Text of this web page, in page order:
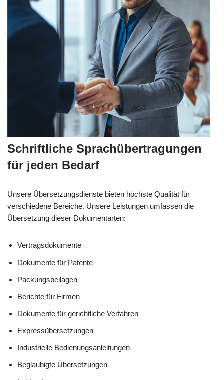
Schriftliche Sprachübertragungen
für jeden Bedarf
Unsere Übersetzungsdienste bieten höchste Qualität für
verschiedene Bereiche. Unsere Leistungen umfassen die
Übersetzung dieser Dokumentarten:
Vertragsdokumente
Dokumente für Patente
Packungsbeilagen
Berichte für Firmen
Dokumente für gerichtliche Verfahren
Expressübersetzungen
Industrielle Bedienungsanleitungen
Beglaubigte Übersetzungen